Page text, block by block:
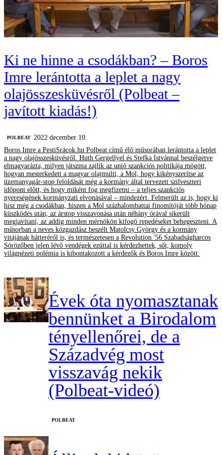
Ki ne hinne a csodákban? – Boros
Imre lerántotta a leplet a nagy
olajösszesküvésről (Polbeat –
javított kiadás!)
‎POLBEAT
2022 december 10.
Boros Imre a PestiSrácok.hu Polbeat című élő műsorában lerántotta a leplet
a nagy olajösszesküvésről. Huth Gergellyel és Stefka Istvánnal beszélgetve
elmagyarázta, milyen játszma zajlik az unió szankciós politikája mögött,
hogyan mesterkedett a magyar olajmulti, a Mol, hogy kikényszerítse az
üzemanyagár-stop feloldását még a kormány által tervezett szilveszteri
időpont előtt, és hogy miként fog megfizetni – a teljes szankciós
nyereségének kormányzati elvonásával – mindezért. Felmerült az is, hogy ki
hisz még a csodákban, hiszen a Mol százhalombattai finomítóját több hónap
küszködés után, az árstop visszavonása után néhány órával sikerült
megjavítani, az addig minden mérnökön kifogó repedéseket behegeszteni. A
műsorban a neves közgazdász beszélt Matolcsy György és a kormány
vitájának hátteréről is, és természetesen a Revolution '56 Szabadságharcos
Sörözőben jelen lévő vendégek ezúttal is kérdezhettek, sőt, komoly
világnézeti polémia is kibontakozott a kérdezők és Boros Imre között.
Évek óta nyomasztanak
bennünket a Birodalom
tényellenőrei, de a
Századvég most
visszavág nekik
(Polbeat-videó)
‎POLBEAT